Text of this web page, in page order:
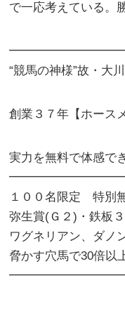
で一応考えている。
“競馬の神様”故・大
創業３７年【ホース
実力を無料で体感で
１００名限定 特別
弥生賞(Ｇ２)・鉄板
ワグネリアン、ダノ
脅かす穴馬で30倍以